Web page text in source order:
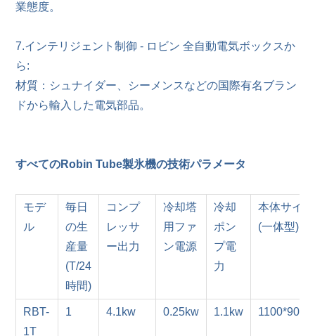
業態度。
7.インテリジェント制御 - ロビン 全自動電気ボックスか
ら:
材質：シュナイダー、シーメンスなどの国際有名ブラン
ドから輸入した電気部品。
すべてのRobin Tube製氷機の技術パラメータ
モデ
ル
毎日
の生
産量
(T/24
時間)
コンプ
レッサ
ー出力
冷却塔
用ファ
ン電源
冷却
ポン
プ電
力
本体サイ
(一体型)
RBT-
1T
1 4.1kw 0.25kw 1.1kw